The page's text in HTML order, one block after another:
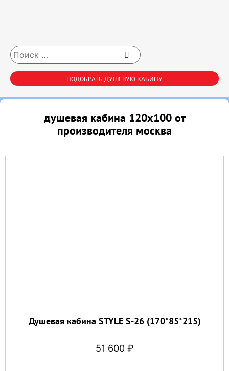
ПОДОБРАТЬ ДУШЕВУЮ КАБИНУ
душевая кабина 120х100 от
производителя москва
Душевая кабина STYLE S-26 (170*85*215)
51 600 ₽